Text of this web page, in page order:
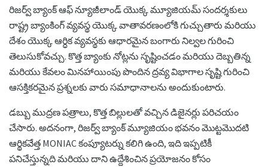
రిజర్వ్ బ్యాంక్ ఆఫ్ న్యూజీలాండ్ యొక్క మ్యూజియమ్ సందర్శకులు
రాష్ట్ర బ్యాంకింగ్ వ్యవస్థ యొక్క వాతావరణంలోకి గుచ్చుతారు మరియు
దేశం యొక్క ఆర్ధిక వ్యవస్థకు ఆధారమైన బంగారు నిల్వల గురించి
తెలుసుకోవచ్చు. కొత్త బ్యాంకు నోట్లను సృష్టించడం మరియు దెబ్బతిన్న
మరియు కేవలం మినహాయింపు పొందిన ద్రవ్య విభాగాల సృష్టి గురించి
ఆసక్తికరమైన ప్రశ్నలకు వారు సమాధానాలను అందుకుంటారు.
డబ్బు ముద్రణ పత్రాలు, కొత్త బిల్లులతో వచ్చిన డిజైనర్లు పరిచయం
చేసారు. అదనంగా, రిజర్వ్ బ్యాంక్ మ్యూజియం భవనం మొట్టమొదటి
ఆర్థికవేత్త MONIAC ​​కంప్యూటర్ను కలిగి ఉంది, ఇది ఇప్పటికీ
పనిచేస్తున్నది మరియు దాని ఉద్దేశించిన ప్రయోజనం కోసం